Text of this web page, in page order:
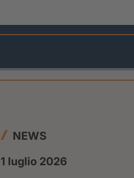
NEWS
1 luglio 2026